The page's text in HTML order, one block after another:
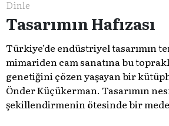
Dinle
Tasarımın Hafızası
Türkiye’de endüstriyel tasarımın
mimariden cam sanatına bu
genetiğini çözen yaşayan bir
Önder Küçükerman. ​Tasarımın
şekillendirmenin ötesinde bir